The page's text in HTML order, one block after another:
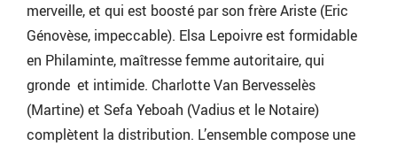
merveille, et qui est boosté par son frère Ariste (Eric
Génovèse, impeccable). Elsa Lepoivre est formidable
en Philaminte, maîtresse femme autoritaire, qui
gronde et intimide. Charlotte Van Bervesselès
(Martine) et Sefa Yeboah (Vadius et le Notaire)
complètent la distribution. L’ensemble compose une